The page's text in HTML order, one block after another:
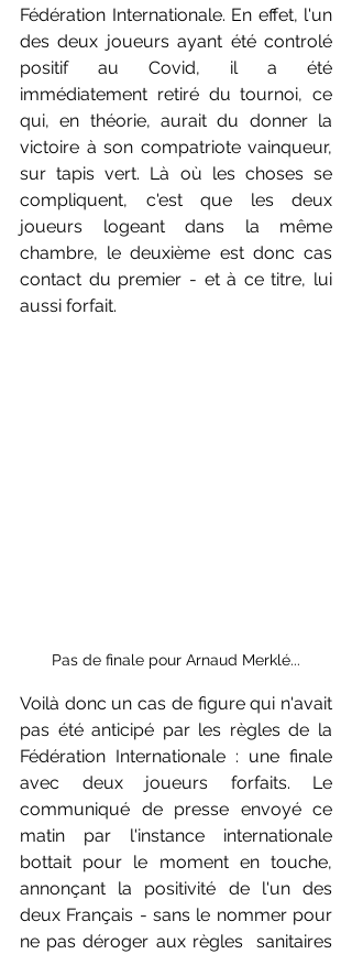
Fédération Internationale. En effet, l'un
des deux joueurs ayant été controlé
positif au Covid, il a été
immédiatement retiré du tournoi, ce
qui, en théorie, aurait du donner la
victoire à son compatriote vainqueur,
sur tapis vert. Là où les choses se
compliquent, c'est que les deux
joueurs logeant dans la même
chambre, le deuxième est donc cas
contact du premier - et à ce titre, lui
aussi forfait.
Pas de finale pour Arnaud Merklé...
Voilà donc un cas de figure qui n'avait
pas été anticipé par les règles de la
Fédération Internationale : une finale
avec deux joueurs forfaits. Le
communiqué de presse envoyé ce
matin par l'instance internationale
bottait pour le moment en touche,
annonçant la positivité de l'un des
deux Français - sans le nommer pour
ne pas déroger aux règles  sanitaires